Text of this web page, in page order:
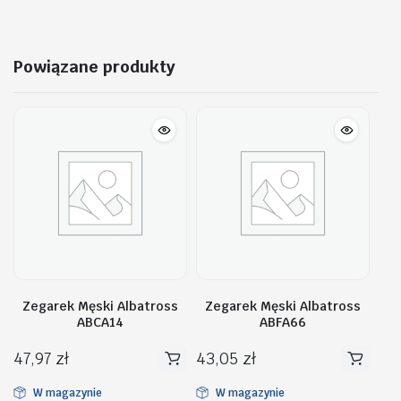
Powiązane produkty
Zegarek Męski Albatross
ABCA14
47,97 zł
W magazynie
Zegarek Męski Albatross
ABFA66
43,05 zł
W magazynie